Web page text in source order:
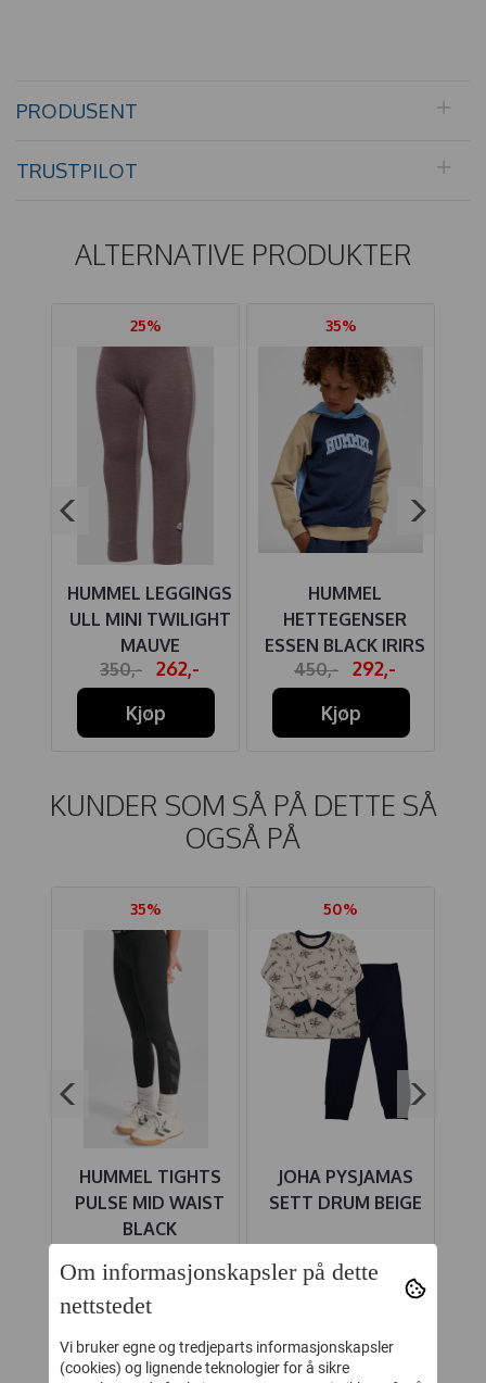
PRODUSENT
TRUSTPILOT
ALTERNATIVE PRODUKTER
25%
HUMMEL LEGGINGS
ULL MINI TWILIGHT
MAUVE
350,-
262,-
Kjøp
35%
HUMMEL
HETTEGENSER
ESSEN BLACK IRIRS
450,-
292,-
Kjøp
KUNDER SOM SÅ PÅ DETTE SÅ
OGSÅ PÅ
35%
HUMMEL TIGHTS
PULSE MID WAIST
BLACK
195,-
Kjøp
50%
JOHA PYSJAMAS
SETT DRUM BEIGE
174,-
Om informasjonskapsler på dette
nettstedet
Vi bruker egne og tredjeparts informasjonskapsler
(cookies) og lignende teknologier for å sikre